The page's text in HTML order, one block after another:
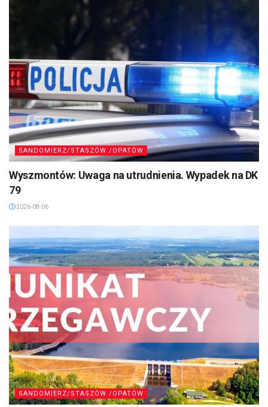
SANDOMIERZ/STASZÓW /OPATÓW
Wyszmontów: Uwaga na utrudnienia. Wypadek na DK
79
2026-08-06
SANDOMIERZ/STASZÓW /OPATÓW